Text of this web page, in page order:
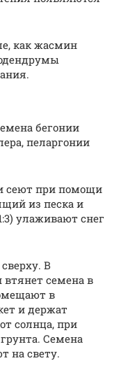
как жасмин
бегонии
пеларгонии
сеют при помощи
из песка и
улаживают снег
В
семена в
в
и держат
солнца, при
Семена
на свету.